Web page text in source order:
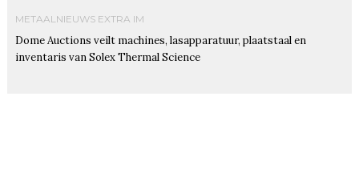
METAALNIEUWS EXTRA IM
Dome Auctions veilt machines, lasapparatuur, plaatstaal en
inventaris van Solex Thermal Science